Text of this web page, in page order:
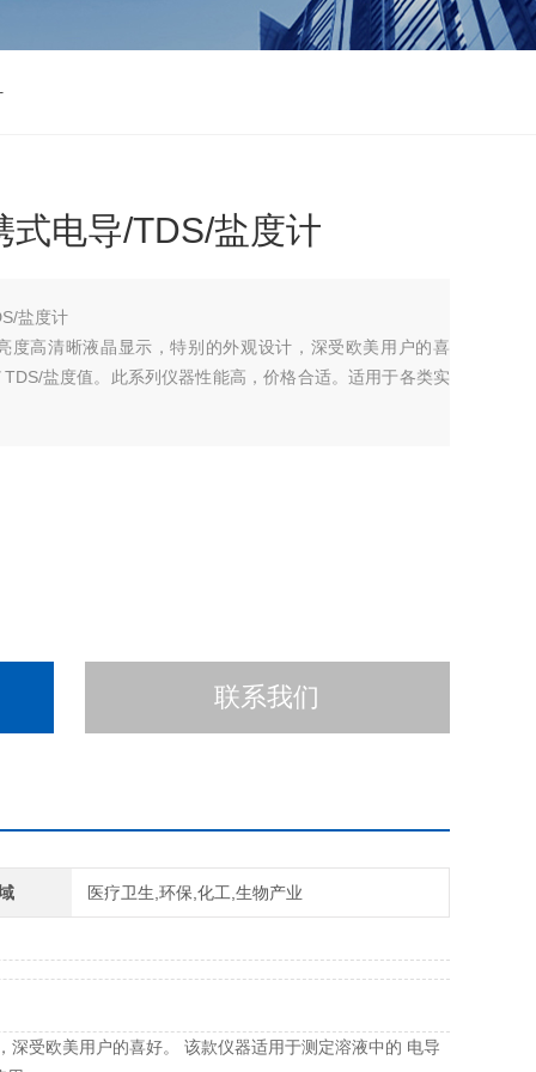
电导/TDS/盐度计
盐度计
度高清晰液晶显示，特别的外观设计，深受欧美用户的喜
盐度值。此系列仪器性能高，价格合适。适用于各类实
联系我们
医疗卫生,环保,化工,生物产业
受欧美用户的喜好。 该款仪器适用于测定溶液中的 电导